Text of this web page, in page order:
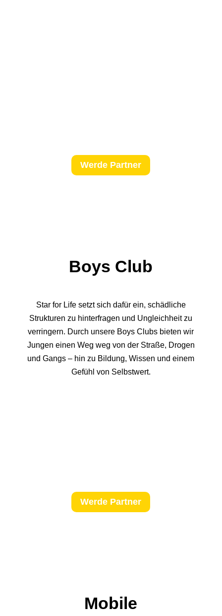
Werde Partner
Boys Club
Star for Life setzt sich dafür ein, schädliche
Strukturen zu hinterfragen und Ungleichheit zu
verringern. Durch unsere Boys Clubs bieten wir
Jungen einen Weg weg von der Straße, Drogen
und Gangs – hin zu Bildung, Wissen und einem
Gefühl von Selbstwert.
Werde Partner
Mobile